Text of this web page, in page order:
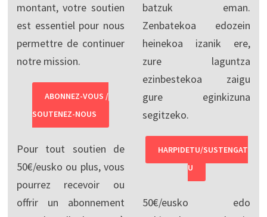
montant, votre soutien
est essentiel pour nous
permettre de continuer
notre mission.
ABONNEZ-VOUS /
SOUTENEZ-NOUS
Pour tout soutien de
50€/eusko ou plus, vous
pourrez recevoir ou
offrir un abonnement
batzuk eman.
Zenbatekoa edozein
heinekoa izanik ere,
zure laguntza
ezinbestekoa zaigu
gure eginkizuna
segitzeko.
HARPIDETU/SUSTENGAT
U
50€/eusko edo